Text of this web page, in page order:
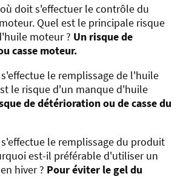
doit s'effectuer le contrôle du
Quel est le principale risque
moteur ? Un risque de
casse moteur.
le remplissage de l'huile
le risque d'un manque d'huile
de détérioration ou de casse du
le remplissage du produit
est-il préférable d'utiliser un
hiver ? Pour éviter le gel du